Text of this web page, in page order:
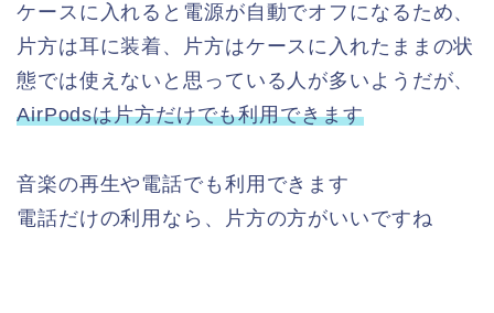
ケースに入れると電源が自動でオフになるため、
片方は耳に装着、片方はケースに入れたままの状
態では使えないと思っている人が多いようだが、
AirPodsは片方だけでも利用できます
音楽の再生や電話でも利用できます
電話だけの利用なら、片方の方がいいですね